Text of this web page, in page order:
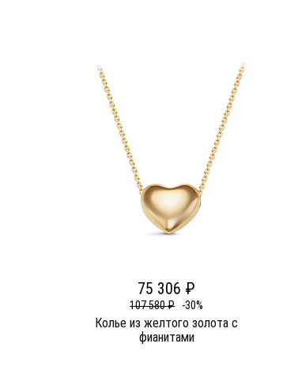
75 306 ₽
107 580 ₽ -30%
Колье из желтого золота c
фианитами